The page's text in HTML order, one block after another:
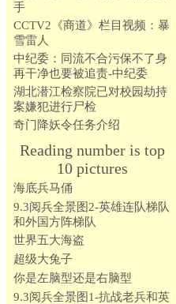
手
CCTV2《商道》栏目视频：暴
雪雷人
中纪委：同流不合污保不了身
再干净也要被追责-中纪委
湖北潜江检察院已对校园劫持
案嫌犯进行尸检
奇门降妖令任务介绍
Reading number is top
10 pictures
海底兵马俑
9.3阅兵全景图2-英雄连队梯队
和外国方阵梯队
世界五大海盗
超级大兔子
你是左脑型还是右脑型
9.3阅兵全景图1-抗战老兵和英